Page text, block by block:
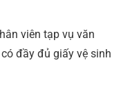
viên tạp vụ văn
đầy đủ giấy vệ sinh